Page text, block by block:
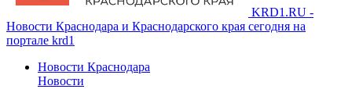
KRD1.RU -
Новости Краснодара и Краснодарского края сегодня на
портале krd1
Новости Краснодара
Новости